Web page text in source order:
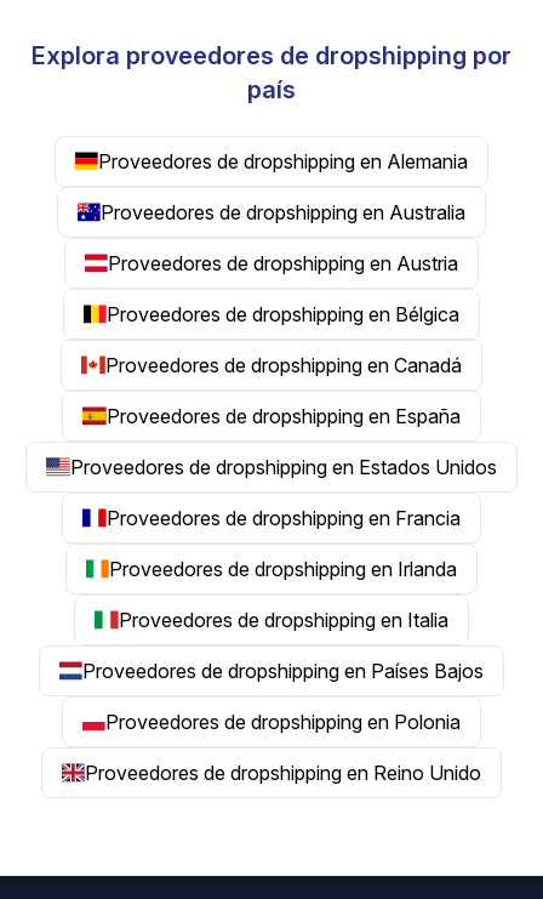
Explora proveedores de dropshipping por
país
Proveedores de dropshipping en Alemania
Proveedores de dropshipping en Australia
Proveedores de dropshipping en Austria
Proveedores de dropshipping en Bélgica
Proveedores de dropshipping en Canadá
Proveedores de dropshipping en España
Proveedores de dropshipping en Estados Unidos
Proveedores de dropshipping en Francia
Proveedores de dropshipping en Irlanda
Proveedores de dropshipping en Italia
Proveedores de dropshipping en Países Bajos
Proveedores de dropshipping en Polonia
Proveedores de dropshipping en Reino Unido